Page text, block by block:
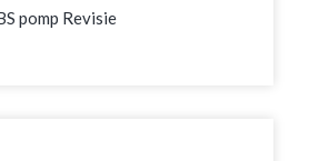
pomp Revisie